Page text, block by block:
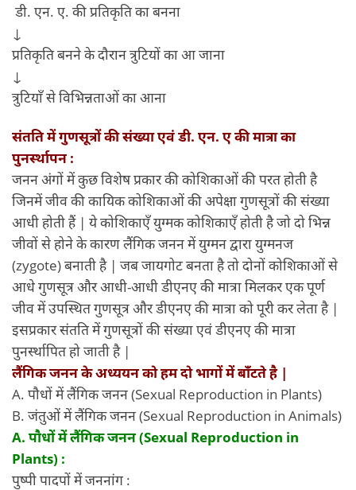
डी. एन. ए. की प्रतिकृति का बनना
↓
प्रतिकृति बनने के दौरान त्रुटियों का आ जाना
↓
त्रुटियाँ से विभिन्नताओं का आना
संतति में गुणसूत्रों की संख्या एवं डी. एन. ए की मात्रा का
पुनर्स्थापन :
जनन अंगों में कुछ विशेष प्रकार की कोशिकाओं की परत होती है
जिनमें जीव की कायिक कोशिकाओं की अपेक्षा गुणसूत्रों की संख्या
आधी होती हैं | ये कोशिकाएँ युग्मक कोशिकाएँ होती है जो दो भिन्न
जीवों से होने के कारण लैंगिक जनन में युग्मन द्वारा युग्मनज
(zygote) बनाती है | जब जायगोट बनता है तो दोनों कोशिकाओं से
आधे गुणसूत्र और आधी-आधी डीएनए की मात्रा मिलकर एक पूर्ण
जीव में उपस्थित गुणसूत्र और डीएनए की मात्रा को पूरी कर लेता है |
इसप्रकार संतति में गुणसूत्रों की संख्या एवं डीएनए की मात्रा
पुनर्स्थापित हो जाती है |
लैंगिक जनन के अध्ययन को हम दो भागों में बाँटते है |
A. पौधों में लैंगिक जनन (Sexual Reproduction in Plants)
B. जंतुओं में लैंगिक जनन (Sexual Reproduction in Animals)
A. पौधों में लैंगिक जनन (Sexual Reproduction in
Plants) :
पुष्पी पादपों में जननांग :